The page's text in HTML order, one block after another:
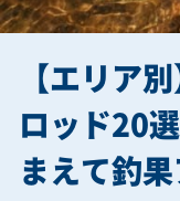
【エリア
ロッド20
まえて釣